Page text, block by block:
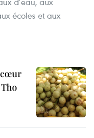
écoles et aux
cœur